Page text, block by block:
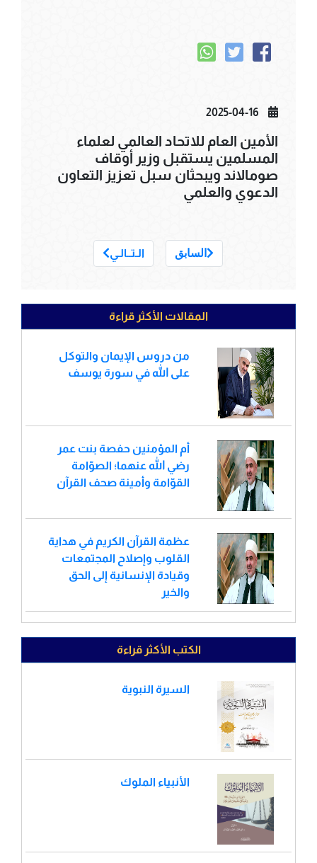
2025-04-16
الأمين العام للاتحاد العالمي لعلماء
المسلمين يستقبل وزير أوقاف
صومالاند ويبحثان سبل تعزيز التعاون
الدعوي والعلمي
السابق الـتــالـي
المقالات الأكثر قراءة
من دروس الإيمان والتوكل
على الله في سورة يوسف
أم المؤمنين حفصة بنت عمر
رضي الله عنهما؛ الصوّامة
القوّامة وأمينة صحف القرآن
عظمة القرآن الكريم في هداية
القلوب وإصلاح المجتمعات
وقيادة الإنسانية إلى الحق
والخير
الكتب الأكثر قراءة
السيرة النبوية
الأنبياء الملوك